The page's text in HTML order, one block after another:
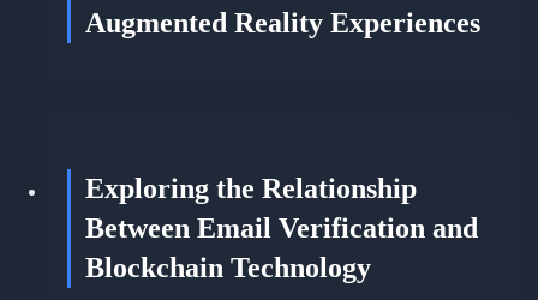
Augmented Reality Experiences
Exploring the Relationship
Between Email Verification and
Blockchain Technology